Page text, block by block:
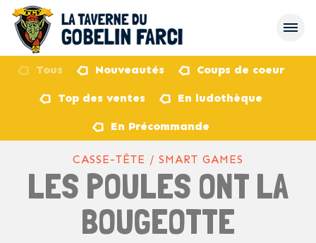
Tous Nouveautés Coups de coeur
Top des ventes En ludothèque
En Précommande
CASSE-TÊTE / SMART GAMES
LES POULES ONT LA
BOUGEOTTE